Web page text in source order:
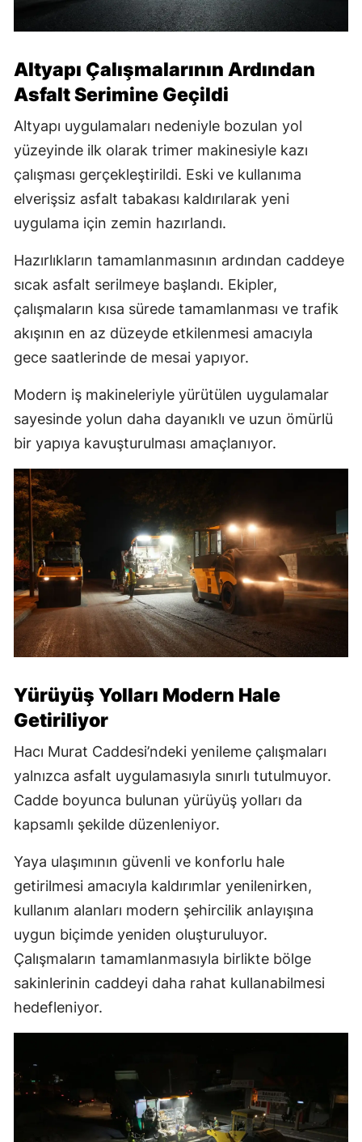
Altyapı Çalışmalarının Ardından
Asfalt Serimine Geçildi
Altyapı uygulamaları nedeniyle bozulan yol
yüzeyinde ilk olarak trimer makinesiyle kazı
çalışması gerçekleştirildi. Eski ve kullanıma
elverişsiz asfalt tabakası kaldırılarak yeni
uygulama için zemin hazırlandı.
Hazırlıkların tamamlanmasının ardından caddeye
sıcak asfalt serilmeye başlandı. Ekipler,
çalışmaların kısa sürede tamamlanması ve trafik
akışının en az düzeyde etkilenmesi amacıyla
gece saatlerinde de mesai yapıyor.
Modern iş makineleriyle yürütülen uygulamalar
sayesinde yolun daha dayanıklı ve uzun ömürlü
bir yapıya kavuşturulması amaçlanıyor.
Yürüyüş Yolları Modern Hale
Getiriliyor
Hacı Murat Caddesi’ndeki yenileme çalışmaları
yalnızca asfalt uygulamasıyla sınırlı tutulmuyor.
Cadde boyunca bulunan yürüyüş yolları da
kapsamlı şekilde düzenleniyor.
Yaya ulaşımının güvenli ve konforlu hale
getirilmesi amacıyla kaldırımlar yenilenirken,
kullanım alanları modern şehircilik anlayışına
uygun biçimde yeniden oluşturuluyor.
Çalışmaların tamamlanmasıyla birlikte bölge
sakinlerinin caddeyi daha rahat kullanabilmesi
hedefleniyor.